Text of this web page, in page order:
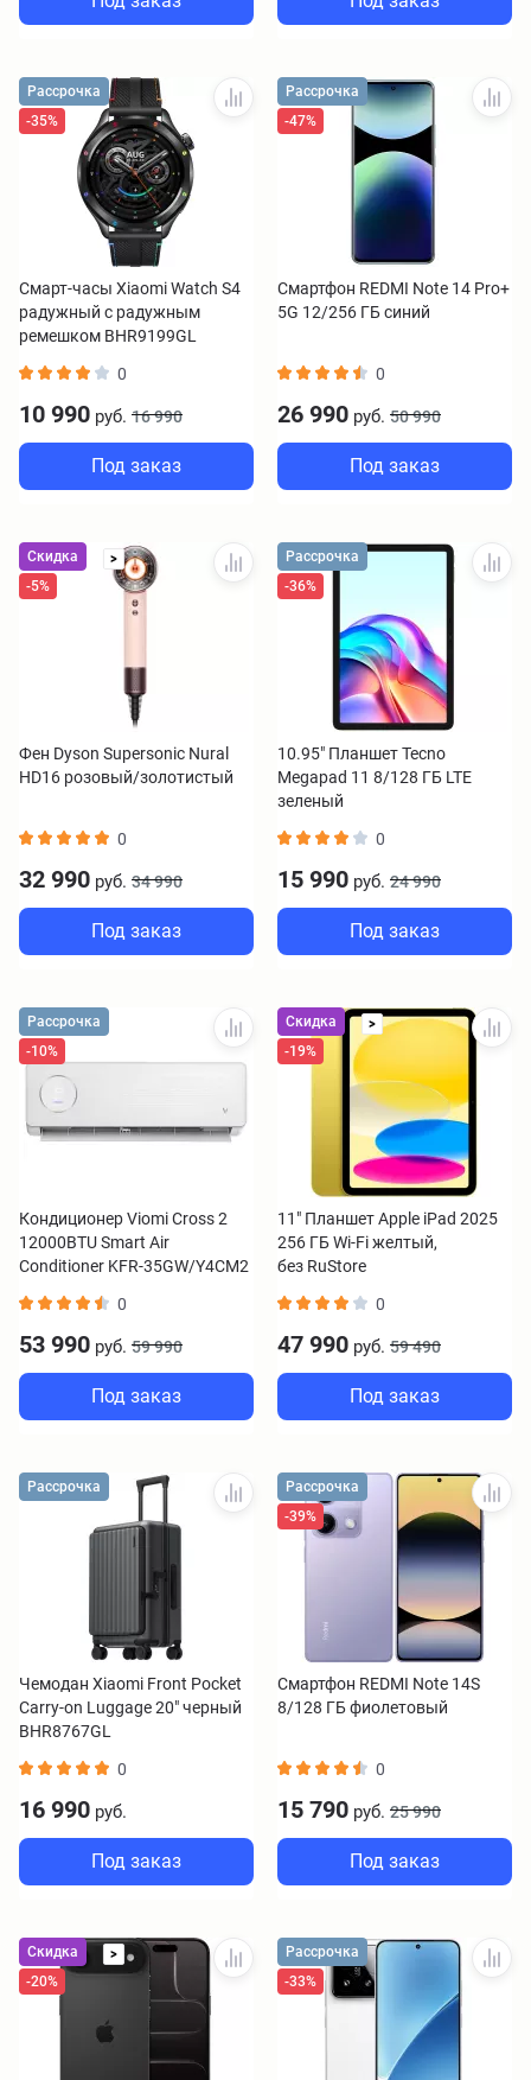
Рассрочка
-35%
Смарт-часы Xiaomi Watch S4
радужный с радужным
ремешком BHR9199GL
0
10 990 руб. 16 990
Под заказ
Рассрочка
-47%
Смартфон REDMI Note 14 Pro+
5G 12/256 ГБ синий
0
26 990 руб. 50 990
Под заказ
Скидка
>
-5%
Фен Dyson Supersonic Nural
HD16 розовый/золотистый
0
32 990 руб. 34 990
Под заказ
Рассрочка
-36%
10.95" Планшет Tecno
Megapad 11 8/128 ГБ LTE
зеленый
0
15 990 руб. 24 990
Под заказ
Рассрочка
-10%
Кондиционер Viomi Cross 2
12000BTU Smart Air
Conditioner KFR-35GW/Y4CM2
0
53 990 руб. 59 990
Под заказ
Скидка
>
-19%
11" Планшет Apple iPad 2025
256 ГБ Wi-Fi желтый,
без RuStore
0
47 990 руб. 59 490
Под заказ
Рассрочка
Чемодан Xiaomi Front Pocket
Carry-on Luggage 20" черный
BHR8767GL
0
16 990 руб.
Под заказ
Рассрочка
-39%
Смартфон REDMI Note 14S
8/128 ГБ фиолетовый
0
15 790 руб. 25 990
Под заказ
Скидка
>
-20%
Рассрочка
-33%